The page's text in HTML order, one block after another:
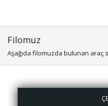
Filomuz
Aşağıda filomuzda bulunan araç